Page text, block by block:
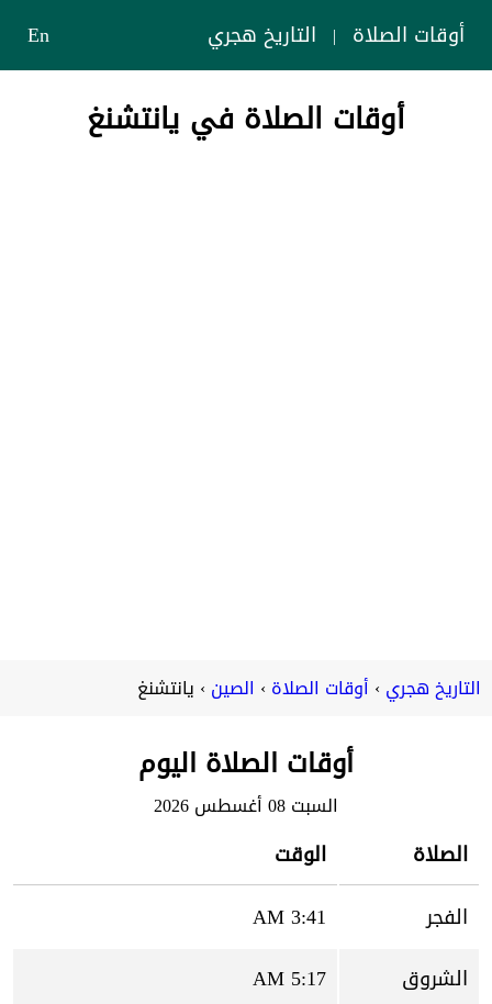
أوقات الصلاة | التاريخ هجري En
أوقات الصلاة في يانتشنغ
التاريخ هجري أوقات الصلاة الصين يانتشنغ
أوقات الصلاة اليوم
السبت 08 أغسطس 2026
الصلاة
الوقت
الفجر
3:41 AM
الشروق
5:17 AM